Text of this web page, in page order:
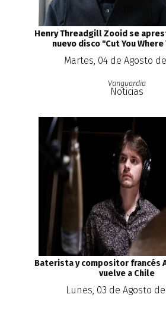
Henry Threadgill Zooid se
nuevo disco ''Cut You Where
Martes, 04 de Agosto
Vanguardia
Noticias
Baterista y compositor francés
vuelve a Chile
Lunes, 03 de Agosto